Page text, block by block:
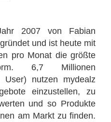
2007 von Fabian
und ist heute mit
pro Monat die größte
6,7 Millionen
User) nutzen mydealz
einzustellen, zu
und so Produkte
am Markt zu finden.